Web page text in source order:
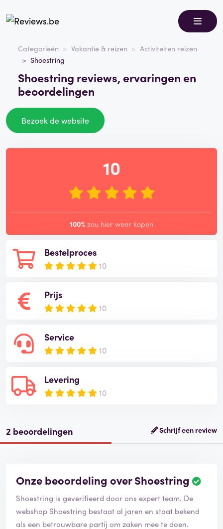
Categorieën Vakantie & reizen
Activiteiten reizen
Shoestring
Shoestring reviews, ervaringen en
beoordelingen
Bezoek de website
Bestelproces
10
Prijs
10
Service
10
Levering
10
10
100% zou hier weer kopen
2 beoordelingen Schrijf een review
Onze beoordeling over Shoestring
Shoestring is geverifieerd door ons expert team. De
webshop Shoestring bestaat al jaren en staat bekend
als een betrouwbare partij om zaken mee te doen.